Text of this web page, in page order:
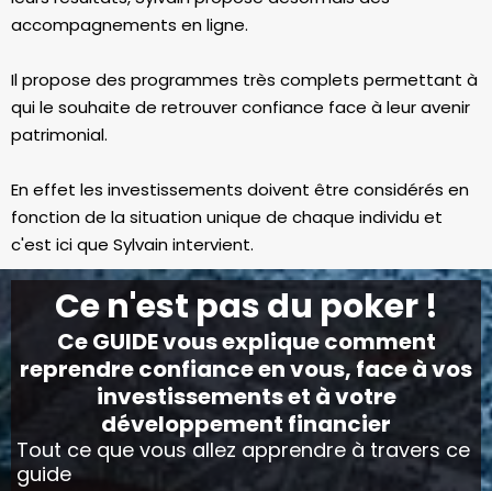
accompagnements en ligne.
Il propose des programmes très complets permettant à
qui le souhaite de retrouver confiance face à leur avenir
patrimonial.
En effet les investissements doivent être considérés en
fonction de la situation unique de chaque individu et
c'est ici que Sylvain intervient.
Ce n'est pas du poker !
Ce GUIDE vous explique comment
reprendre confiance en vous, face à vos
investissements et à votre
développement financier
Tout ce que vous allez apprendre à travers ce
guide